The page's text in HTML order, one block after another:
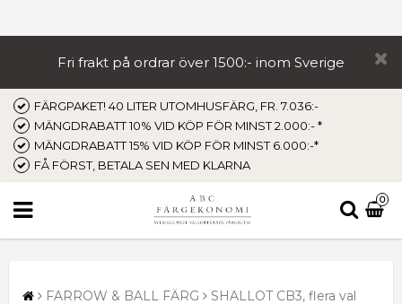
Fri frakt på ordrar över 1500:- inom Sverige
FÄRGPAKET! 40 LITER UTOMHUSFÄRG, FR. 7.036:-
MÄNGDRABATT 10% VID KÖP FÖR MINST 2.000:- *
MÄNGDRABATT 15% VID KÖP FÖR MINST 6.000:-*
FÅ FÖRST, BETALA SEN MED KLARNA
0
FARROW & BALL FÄRG SHALLOT CB3, flera val